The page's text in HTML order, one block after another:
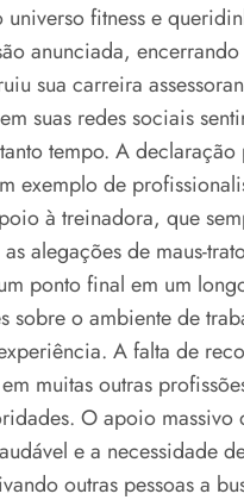
fitness e
anunciada,
sua carreira
suas redes sociais
tempo. A
exemplo de
à treinadora, que
alegações de maus-
ponto final em um
sobre o ambiente de
A falta de
muitas outras
O apoio
e a necessidade
outras pessoas a